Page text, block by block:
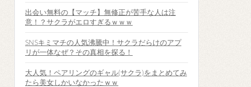
出会い無料の【マッチ】無修正が苦手な人は注
意！？サクラがエロすぎるｗｗｗ
SNSキミマチの人気沸騰中！サクラだらけのアプ
リが一体なぜ？その真相を探る！
大人気！ペアリングのギャル(サクラ)をまとめてみ
たら美女しかいなかったｗｗ